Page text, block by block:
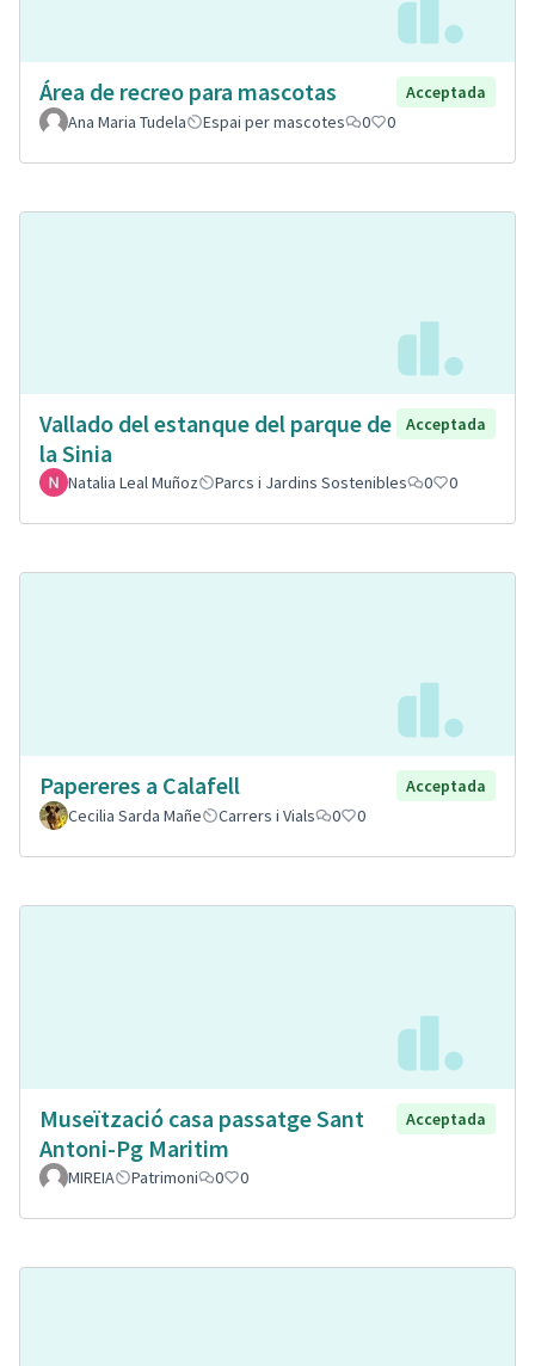
Área de recreo para mascotas
Acceptada
Ana Maria Tudela
Espai per mascotes 0 0
Vallado del estanque del parque de
la Sinia
Acceptada
Natalia Leal Muñoz Parcs i Jardins Sostenibles 0 0
Papereres a Calafell
Acceptada
Cecilia Sarda Mañe
Carrers i Vials 0 0
Museïtzació casa passatge Sant
Antoni-Pg Maritim
Acceptada
MIREIA Patrimoni 0 0